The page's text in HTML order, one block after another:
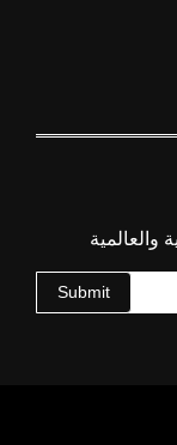
والعالمية
Submit